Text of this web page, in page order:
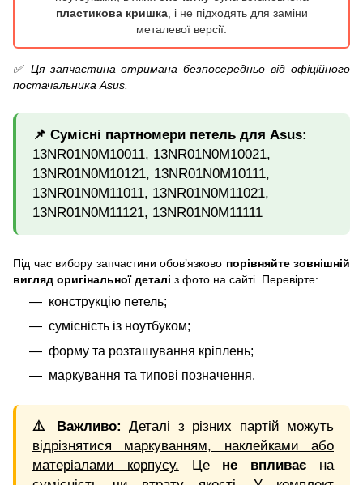
пластикова кришка, і не підходять для заміни
металевої версії.
✅ Ця запчастина отримана безпосередньо від офіційного
постачальника Asus.
📌 Сумісні партномери петель для Asus:
13NR01N0M10011, 13NR01N0M10021,
13NR01N0M10121, 13NR01N0M10111,
13NR01N0M11011, 13NR01N0M11021,
13NR01N0M11121, 13NR01N0M11111
Під час вибору запчастини обов’язково порівняйте зовнішній
вигляд оригінальної деталі з фото на сайті. Перевірте:
конструкцію петель;
сумісність із ноутбуком;
форму та розташування кріплень;
маркування та типові позначення.
⚠️ Важливо: Деталі з різних партій можуть
відрізнятися маркуванням, наклейками або
матеріалами корпусу. Це не впливає на